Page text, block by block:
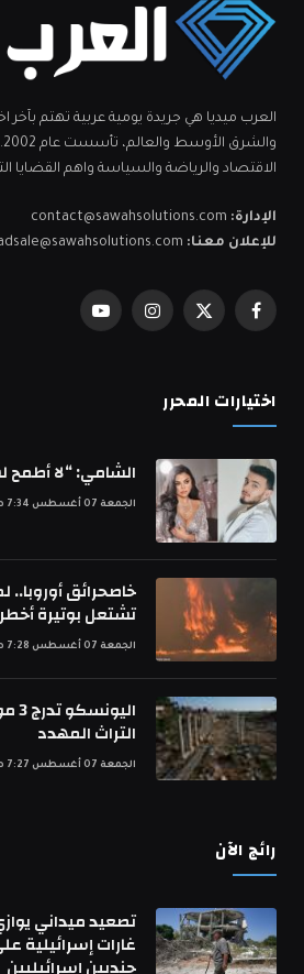
العرب ميديا هي جريدة يومية عربية تهتم بآخر
الاقتصاد والرياضة والسياسة واهم القضايا
الإدارة: contact@sawahsolutions.com
للإعلان معنا:
فيسبوكX
الانستغراميوتيوب
اختيارات المحرر
الشامي: “لا
الجمعة 07 أغسطس 7:34 ص
خاصحرائق أوروبا..
تشتعل بوتيرة
الجمعة 07 أغسطس 7:28 ص
التراث المهدد
الجمعة 07 أغسطس 7:27 ص
رائج الآن
تصعيد ميداني
غارات إسرائيلية